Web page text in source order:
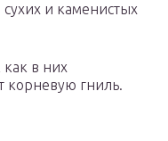
и каменистых
в них
корневую гниль.